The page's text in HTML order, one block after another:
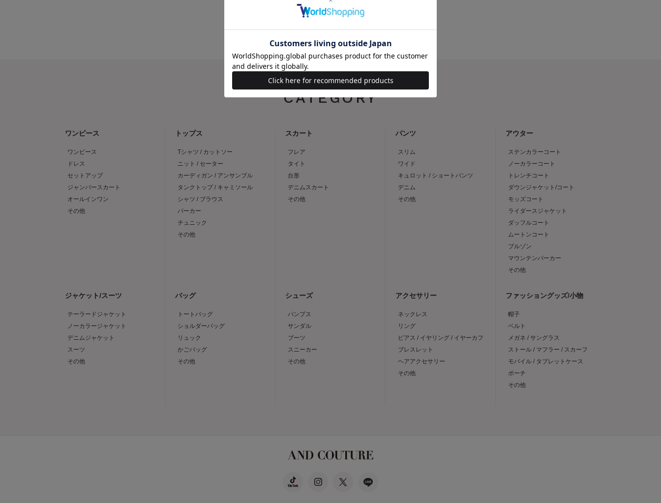
CATEGORY
ワンピース
ワンピース
ドレス
セットアップ
ジャンパースカート
オールインワン
その他
トップス
Tシャツ / カットソー
ニット / セーター
カーディガン / アンサンブル
タンクトップ / キャミソール
シャツ / ブラウス
パーカー
チュニック
その他
スカート
フレア
タイト
台形
デニムスカート
その他
パンツ
スリム
ワイド
キュロット / ショートパンツ
デニム
その他
アウター
ステンカラーコート
ノーカラーコート
トレンチコート
ダウンジャケット/コート
モッズコート
ライダースジャケット
ダッフルコート
ムートンコート
ブルゾン
マウンテンパーカー
その他
ジャケット/スーツ
テーラードジャケット
ノーカラージャケット
デニムジャケット
スーツ
その他
バッグ
トートバッグ
ショルダーバッグ
リュック
かごバッグ
その他
シューズ
パンプス
サンダル
ブーツ
スニーカー
その他
アクセサリー
ネックレス
リング
ピアス / イヤリング / イヤーカフ
ブレスレット
ヘアアクセサリー
その他
ファッショングッズ/小物
帽子
ベルト
メガネ / サングラス
ストール / マフラー / スカーフ
モバイル / タブレットケース
ポーチ
その他